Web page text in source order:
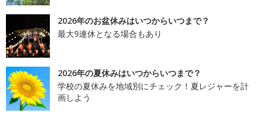
2026年のお盆休みはいつからいつまで？
最大9連休となる場合もあり
2026年の夏休みはいつからいつまで？
学校の夏休みを地域別にチェック！夏レジャーを計
画しよう